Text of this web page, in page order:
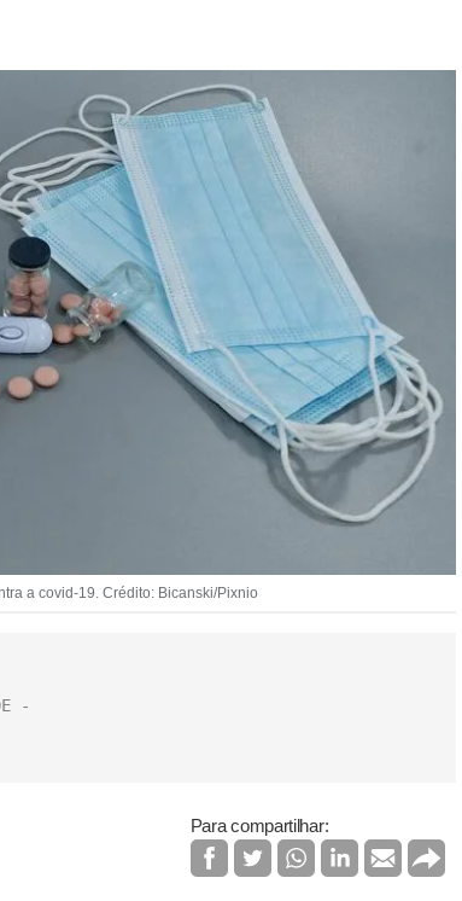
a covid-19. Crédito: Bicanski/Pixnio
Para compartilhar: